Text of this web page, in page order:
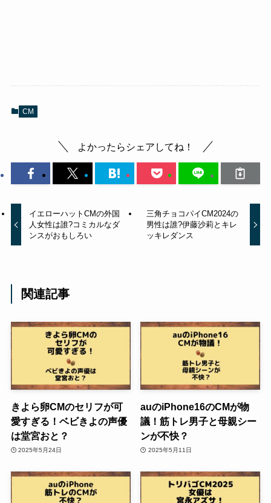
CM
よかったらシェアしてね！
イエローハットCMの外国
人女性は誰?コミカルなダ
ンスがおもしろい
三角チョコパイCM2024の
男性は誰?伊藤沙莉とキレ
ッキレダンス
関連記事
きよら卵CMのセリフが可
愛すぎる！ベビきよの声優
は堂宮おと？
2025年5月24日
auのiPhone16のCMが物
議！筋トレ男子と母親シー
ンが不快？
2025年5月11日